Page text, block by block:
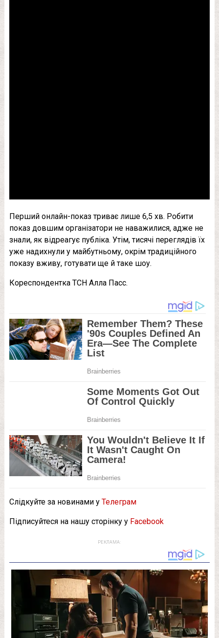
Перший онлайн-показ триває лише 6,5 хв. Робити
показ довшим організатори не наважилися, адже не
знали, як відреагує публіка. Утім, тисячі переглядів їх
уже надихнули у майбутньому, окрім традиційного
показу вживу, готувати ще й таке шоу.
Кореспондентка ТСН Алла Пасс.
Слідкуйте за новинами у Телеграм
Підписуйтеся на нашу сторінку у Facebook
РЕКЛАМА: